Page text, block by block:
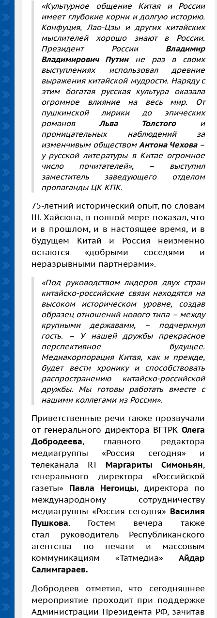
«Культурное общение Китая и России
имеет глубокие корни и долгую историю.
Конфуция, Лао-Цзы и других китайских
мыслителей хорошо знают в России.
Президент России Владимир
Владимирович Путинне раз в своих
выступлениях использовал древние
выражения китайской мудрости. Наряду с
этим богатая русская культура оказала
огромное влияние на весь мир. От
пушкинской лирики до эпических
романовЛьва Толстогои
проницательных наблюдений за
изменчивым обществом Антона Чехова –
у русской литературы в Китае огромное
число почитателей», – выступил
заместитель заведующего отделом
пропаганды ЦК КПК.
75-летний исторический опыт, по словам
Ш. Хайсюна, в полной мере показал, что
и в прошлом, и в настоящее время, и в
будущем Китай и Россия неизменно
остаются «добрыми соседями и
неразрывными партнерами».
«Под руководством лидеров двух стран
китайско-российские связи находятся на
высоком историческом уровне, создав
образец отношений нового типа – между
крупными державами, – подчеркнул
гость. – У нашей дружбы прекрасное
перспективное будущее.
Медиакорпорация Китая, как и прежде,
будет вести хронику и способствовать
распространению китайско-российской
дружбы. Мы готовы работать вместе с
нашими коллегами из России».
Приветственные речи также прозвучали
от генерального директора ВГТРК Олега
Добродеева, главного редактора
медиагруппы «Россия сегодня» и
телеканала RT Маргариты Симоньян,
генерального директора «Российской
газеты» Павла Негоицы, директора по
международному сотрудничеству
медиагруппы «Россия сегодня» Василия
Пушкова. Гостем вечера также
стал руководитель Республиканского
агентства по печати и массовым
коммуникациям «Татмедиа» Айдар
Салимгараев.
Добродеев отметил, что сегодняшнее
мероприятие проходит при поддержке
Администрации Президента РФ, зачитав